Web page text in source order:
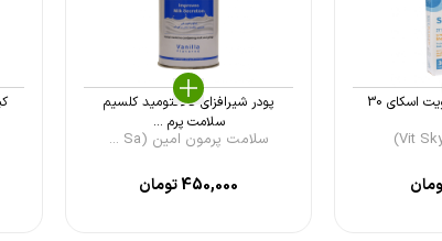
قرص اسکای وومن ویت اسکای 30
پودر شیرافزای گالاکتومید کلسیم
سلامت پرم ...
سلامت پرمون امین (Sa ...
450,000تومان